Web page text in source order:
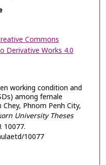
Commons
Derivative Works 4.0
working condition and
among female
Phnom Penh City,
University Theses
. 10077.
10077